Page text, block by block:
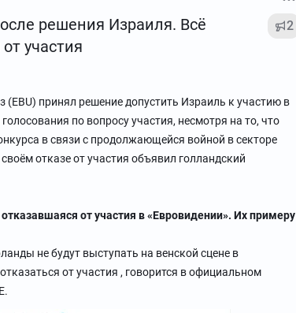
решения Израиля. Всё
участия
2
принял решение допустить Израиль к участию в
по вопросу участия, несмотря на то, что
в связи с продолжающейся войной в секторе
отказе от участия объявил голландский
от участия в «Евровидении». Их примеру
не будут выступать на венской сцене в
от участия , говорится в официальном